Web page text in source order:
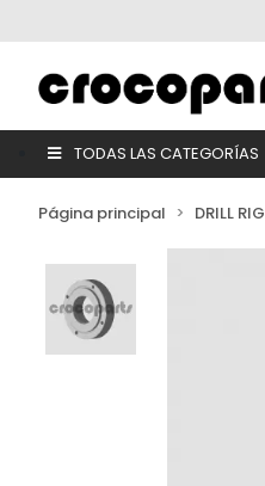
TODAS LAS CATEGORÍAS
Página principal DRILL RIG